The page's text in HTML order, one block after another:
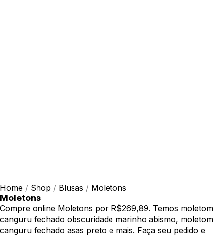
Home / Shop / Blusas / Moletons
Moletons
Compre online Moletons por R$269,89. Temos moletom
canguru fechado obscuridade marinho abismo, moletom
canguru fechado asas preto e mais. Faça seu pedido e